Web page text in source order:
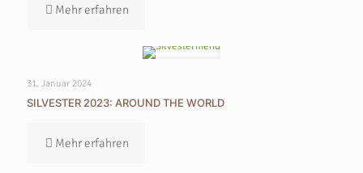
Mehr erfahren
31. Januar 2024
SILVESTER 2023: AROUND THE WORLD
Mehr erfahren